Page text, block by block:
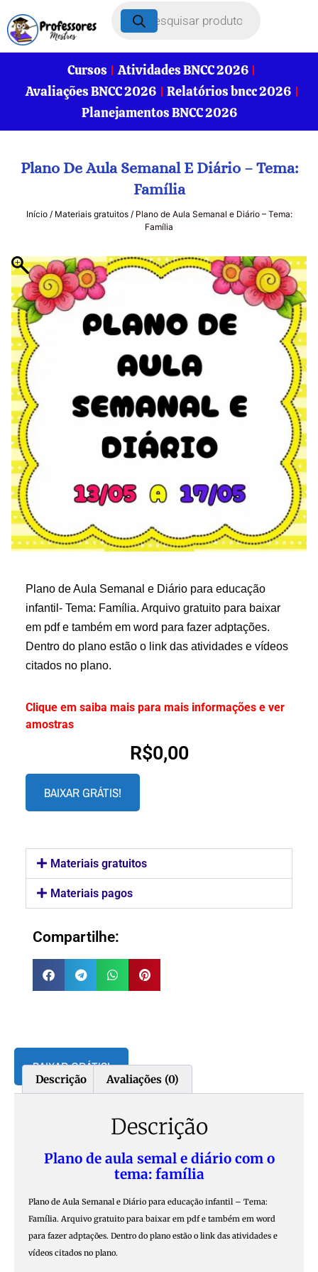
Cursos
Atividades BNCC 2026
Avaliações BNCC 2026
Relatórios bncc 2026
Planejamentos BNCC 2026
Plano De Aula Semanal E Diário – Tema:
Família
Início/ Materiais gratuitos/ Plano de Aula Semanal e Diário – Tema:
Família
Plano de Aula Semanal e Diário para educação
infantil- Tema: Família. Arquivo gratuito para baixar
em pdf e também em word para fazer adptações.
Dentro do plano estão o link das atividades e vídeos
citados no plano.
Clique em saiba mais para mais informações e ver
amostras
R$0,00
BAIXAR GRÁTIS!
Materiais gratuitos
Materiais pagos
Compartilhe:
BAIXAR GRÁTIS!
Descrição Avaliações (0)
Descrição
Plano de aula semal e diário com o
tema: família
Plano de Aula Semanal e Diário para educação infantil – Tema:
Família. Arquivo gratuito para baixar em pdf e também em word
para fazer adptações. Dentro do plano estão o link das atividades e
vídeos citados no plano.